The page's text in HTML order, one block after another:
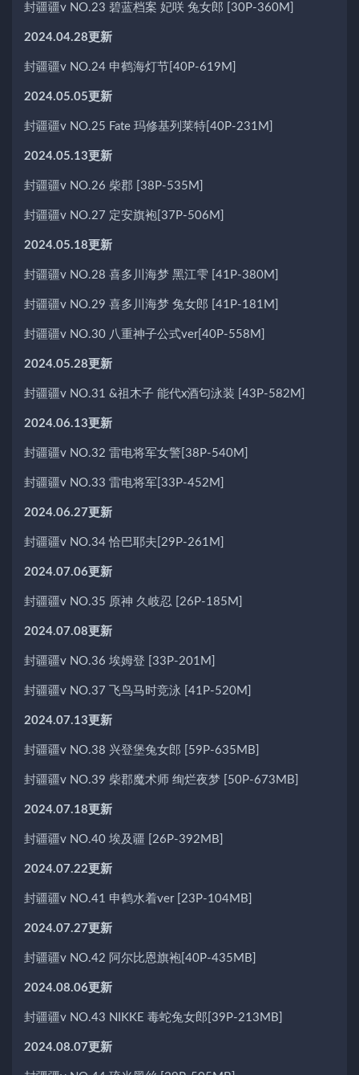
封疆疆v NO.23 碧蓝档案 妃咲 兔女郎 [30P-360M]
2024.04.28更新
封疆疆v NO.24 申鹤海灯节[40P-619M]
2024.05.05更新
封疆疆v NO.25 Fate 玛修基列莱特[40P-231M]
2024.05.13更新
封疆疆v NO.26 柴郡 [38P-535M]
封疆疆v NO.27 定安旗袍[37P-506M]
2024.05.18更新
封疆疆v NO.28 喜多川海梦 黑江雫 [41P-380M]
封疆疆v NO.29 喜多川海梦 兔女郎 [41P-181M]
封疆疆v NO.30 八重神子公式ver[40P-558M]
2024.05.28更新
封疆疆v NO.31 &祖木子 能代x酒匂泳装 [43P-582M]
2024.06.13更新
封疆疆v NO.32 雷电将军女警[38P-540M]
封疆疆v NO.33 雷电将军[33P-452M]
2024.06.27更新
封疆疆v NO.34 恰巴耶夫[29P-261M]
2024.07.06更新
封疆疆v NO.35 原神 久岐忍 [26P-185M]
2024.07.08更新
封疆疆v NO.36 埃姆登 [33P-201M]
封疆疆v NO.37 飞鸟马时竞泳 [41P-520M]
2024.07.13更新
封疆疆v NO.38 兴登堡兔女郎 [59P-635MB]
封疆疆v NO.39 柴郡魔术师 绚烂夜梦 [50P-673MB]
2024.07.18更新
封疆疆v NO.40 埃及疆 [26P-392MB]
2024.07.22更新
封疆疆v NO.41 申鹤水着ver [23P-104MB]
2024.07.27更新
封疆疆v NO.42 阿尔比恩旗袍[40P-435MB]
2024.08.06更新
封疆疆v NO.43 NIKKE 毒蛇兔女郎[39P-213MB]
2024.08.07更新